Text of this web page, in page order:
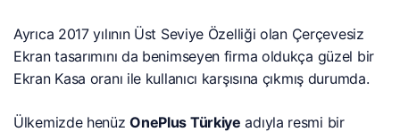
Ayrıca 2017 yılının Üst Seviye Özelliği olan Çerçevesiz
Ekran tasarımını da benimseyen firma oldukça güzel bir
Ekran Kasa oranı ile kullanıcı karşısına çıkmış durumda.
Ülkemizde henüzOnePlus Türkiye adıyla resmi bir